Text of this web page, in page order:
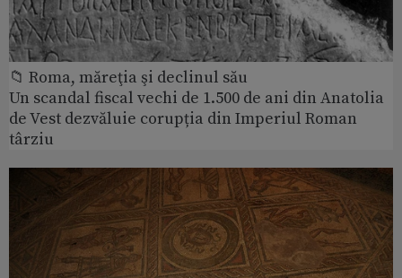
📁 Roma, măreţia şi declinul său
Un scandal fiscal vechi de 1.500 de ani din Anatolia
de Vest dezvăluie corupția din Imperiul Roman
târziu